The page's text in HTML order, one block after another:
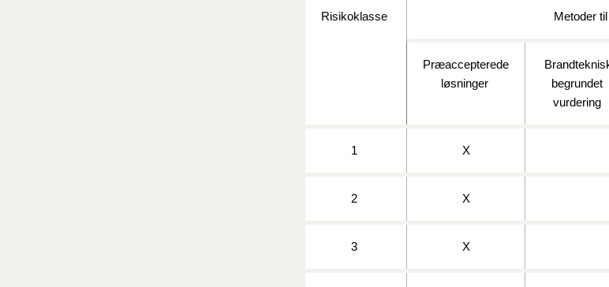
Risikoklasse Metoder
Præaccepterede
løsninger
begrundet
vurdering
1 X
2 X
3 X